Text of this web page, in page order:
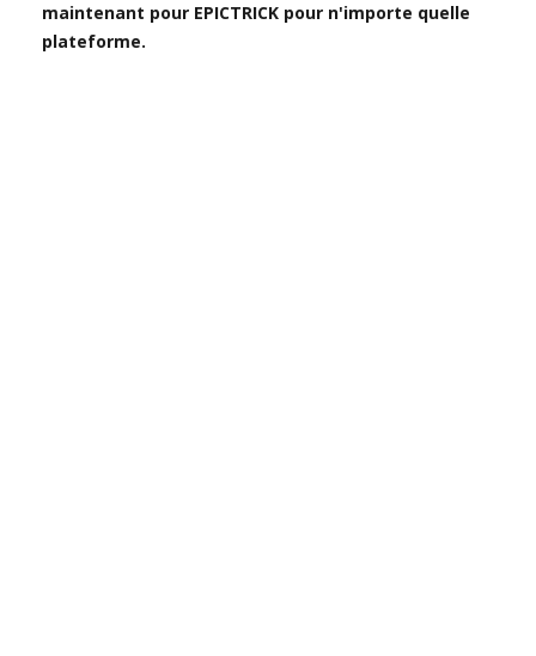
maintenant pour EPICTRICK pour n'importe quelle
plateforme.